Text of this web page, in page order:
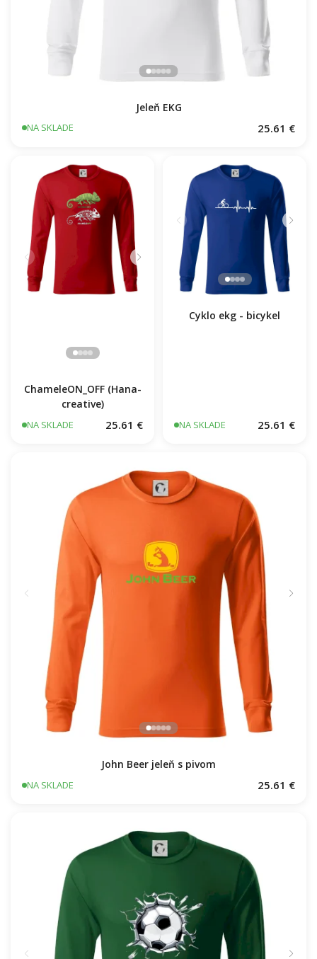
Jeleň EKG
NA SKLADE 25.61 €
ChameleON_OFF (Hana-
creative)
NA SKLADE 25.61 €
Cyklo ekg - bicykel
NA SKLADE 25.61 €
John Beer jeleň s pivom
NA SKLADE 25.61 €